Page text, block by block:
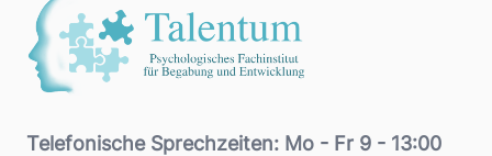
Telefonische Sprechzeiten: Mo - Fr 9 - 13:00